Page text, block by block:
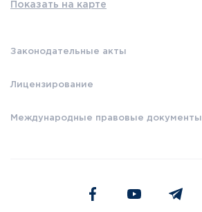
Показать на карте
Законодательные акты
Лицензирование
Международные правовые документы